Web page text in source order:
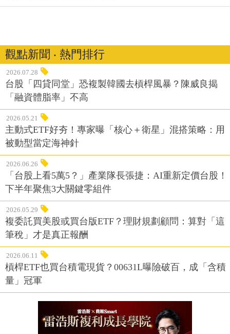
觀點新聞 ‧ 熱門排行
2026.07.28
台股「四貸同堂」恐複製韓國去槓桿風暴？陳威良揭
「融資體脂率」不高
2026.05.21
主動式ETF好夯！專家曝「核心＋衛星」混搭策略：用
被動型當定海神針
2026.06.26
「台股上看5萬5？」產業隊長張捷：AI重新定價台股！
下半年聚焦3大關鍵零組件
2026.05.29
複委託買美股或買台版ETF？理財規劃顧問：算對「這
筆稅」才是真正報酬
2026.06.11
槓桿ETF也買台積電現貨？00631L曝險破百，成「含積
量」冠軍